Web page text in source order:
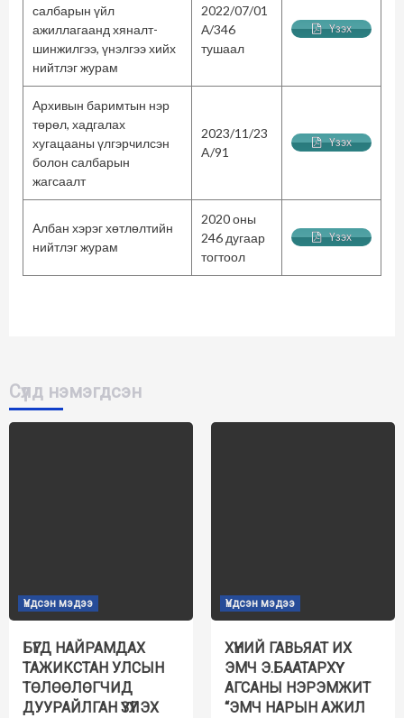
салбарын үйл
ажиллагаанд хяналт-
шинжилгээ, үнэлгээ хийх
нийтлэг журам
2022/07/01
А/346
тушаал
Үзэх
Архивын баримтын нэр
төрөл, хадгалах
хугацааны үлгэрчилсэн
болон салбарын
жагсаалт
2023/11/23
A/91
Үзэх
Албан хэрэг хөтлөлтийн
нийтлэг журам
2020 оны
246 дугаар
тогтоол
Үзэх
Сүүлд нэмэгдсэн
Үндсэн мэдээ
БҮГД НАЙРАМДАХ
ТАЖИКСТАН УЛСЫН
ТӨЛӨӨЛӨГЧИД
ДУУРАЙЛГАН ҮЗҮҮЛЭХ
Үндсэн мэдээ
ХҮНИЙ ГАВЬЯАТ ИХ
ЭМЧ Э.БААТАРХҮҮ
АГСАНЫ НЭРЭМЖИТ
“ЭМЧ НАРЫН АЖИЛ